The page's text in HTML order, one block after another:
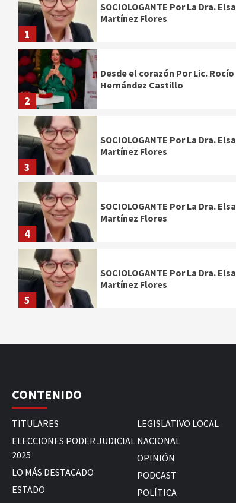
1
SOCIOLOGANTE Por La Dra. Elsa
Martínez Flores
2
Desde el corazón Por Lic. Rocío
Hernández Castillo
3
SOCIOLOGANTE Por La Dra. Elsa
Martínez Flores
4
SOCIOLOGANTE Por La Dra. Elsa
Martínez Flores
5
SOCIOLOGANTE Por La Dra. Elsa
Martínez Flores
CONTENIDO
TITULARES
ELECCIONES PODER JUDICIAL
2025
LO MÁS DESTACADO
ESTADO
LEGISLATIVO LOCAL
NACIONAL
OPINIÓN
PODCAST
POLÍTICA